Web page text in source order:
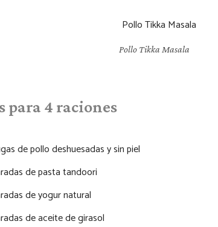
Pollo Tikka Masala
para 4 raciones
de pollo deshuesadas y sin piel
de pasta tandoori
de yogur natural
de aceite de girasol